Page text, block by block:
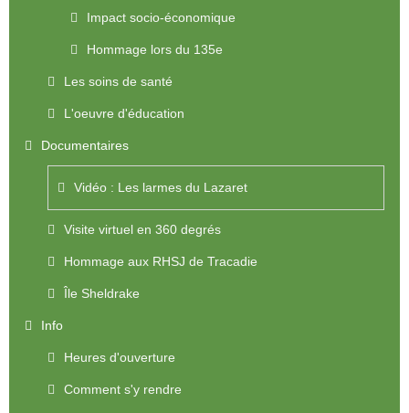
Impact socio-économique
Hommage lors du 135e
Les soins de santé
L'oeuvre d'éducation
Documentaires
Vidéo : Les larmes du Lazaret
Visite virtuel en 360 degrés
Hommage aux RHSJ de Tracadie
Île Sheldrake
Info
Heures d'ouverture
Comment s'y rendre